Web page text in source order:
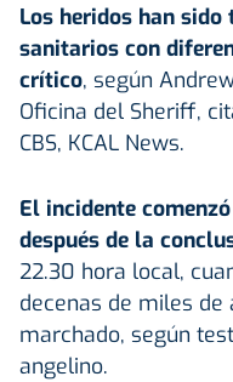
Los heridos han
sanitarios con
crítico, según
Oficina del Sheriff,
CBS, KCAL News.
El incidente
después de la
22.30 hora local,
decenas de miles de
marchado, según
angelino.